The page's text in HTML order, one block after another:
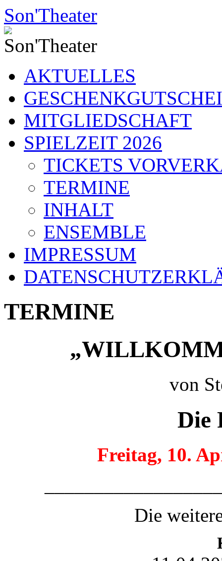
Zum
Inhalt
springen
Son'Theater
AKTUELLES
MITGLIEDSCHAFT
SPIELZEIT 2026
TICKETS
TERMINE
INHALT
ENSEMBLE
IMPRESSUM
TERMINE
von
Die
Freitag, 10.
Die